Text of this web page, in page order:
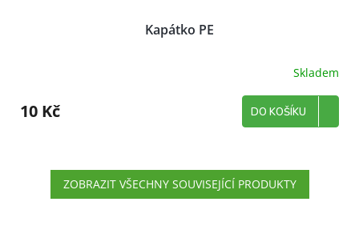
Kapátko PE
Skladem
10 Kč DO KOŠÍKU
ZOBRAZIT VŠECHNY SOUVISEJÍCÍ PRODUKTY